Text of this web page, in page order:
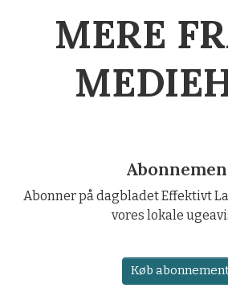
MERE
Abonner på dagbladet Effektivt
vores lokale
Køb